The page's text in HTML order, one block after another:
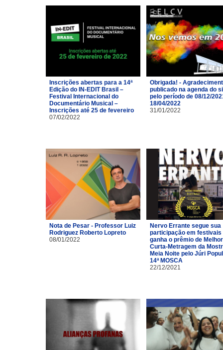
Inscrições abertas para a 14ª
Edição do IN-EDIT Brasil –
Festival Internacional do
Documentário Musical –
Inscrições até 25 de fevereiro
07/02/2022
Obrigada! -
publicado na agenda do
pelo período de 08/12/
18/04/2022
31/01/2022
Nota de Pesar - Professor Luiz
Rodriguez Roberto Lopreto
08/01/2022
Nervo Errante segue sua
participação em festivais
ganha o prêmio de Melhor
Curta-Metragem da
Meia Noite pelo Júri
14ª MOSCA
22/12/2021